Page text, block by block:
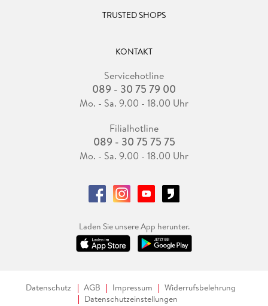
TRUSTED SHOPS
KONTAKT
Servicehotline
089 - 30 75 79 00
Mo. - Sa. 9.00 - 18.00 Uhr
Filialhotline
089 - 30 75 75 75
Mo. - Sa. 9.00 - 18.00 Uhr
Laden Sie unsere App herunter.
Datenschutz AGB Impressum
Widerrufsbelehrung
Datenschutzeinstellungen